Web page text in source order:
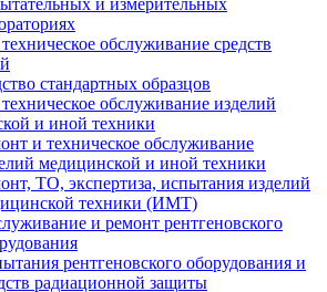
обслуживание средств
стандартных образцов
обслуживание изделий
и иной техники
и техническое обслуживание
медицинской и иной техники
ТО, экспертиза, испытания изделий
техники (ИМТ)
и ремонт рентгеновского
рентгеновского оборудования и
радиационной защиты